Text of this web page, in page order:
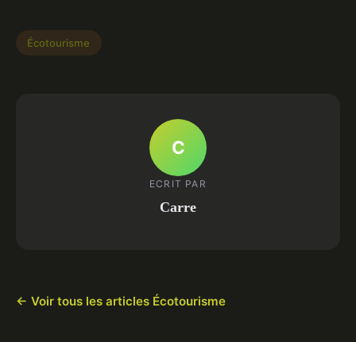
Écotourisme
C
ECRIT PAR
Carre
← Voir tous les articles Écotourisme